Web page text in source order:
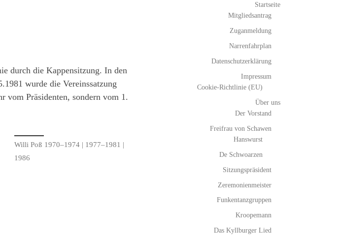
durch die Kappensitzung. In den
wurde die Vereinssatzung
vom Präsidenten, sondern vom 1.
Willi Poß 1970–1974 | 1977–1981 |
1986
Startseite
Mitgliedsantrag
Zuganmeldung
Narrenfahrplan
Datenschutzerklärung
Impressum
Cookie-Richtlinie (EU)
Über uns
Der Vorstand
Freifrau von Schawen
Hanswurst
De Schwoarzen
Sitzungspräsident
Zeremonienmeister
Funkentanzgruppen
Kroopemann
Das Kyllburger Lied